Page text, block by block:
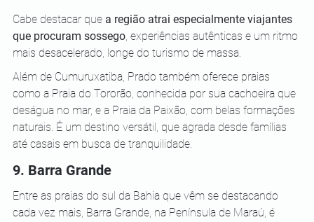
Cabe destacar que a região atrai especialmente viajantes
que procuram sossego, experiências autênticas e um ritmo
mais desacelerado, longe do turismo de massa.
Além de Cumuruxatiba, Prado também oferece praias
como a Praia do Tororão, conhecida por sua cachoeira que
deságua no mar, e a Praia da Paixão, com belas formações
naturais. É um destino versátil, que agrada desde famílias
até casais em busca de tranquilidade.
9. Barra Grande
Entre as praias do sul da Bahia que vêm se destacando
cada vez mais, Barra Grande, na Península de Maraú, é